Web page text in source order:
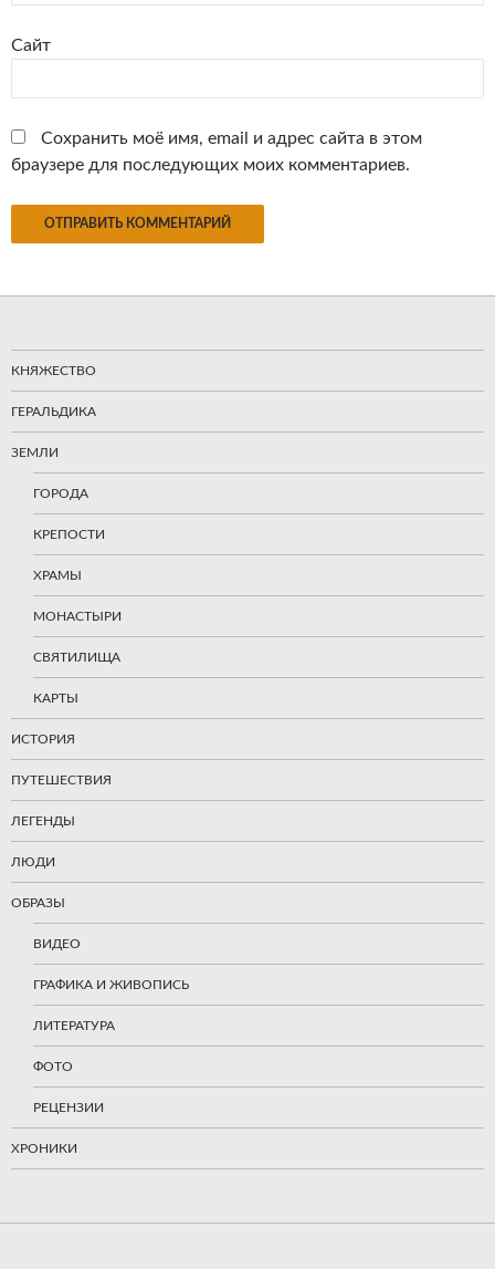
Сайт
Сохранить моё имя, email и адрес сайта в этом
браузере для последующих моих комментариев.
КНЯЖЕСТВО
ГЕРАЛЬДИКА
ЗЕМЛИ
ГОРОДА
КРЕПОСТИ
ХРАМЫ
МОНАСТЫРИ
СВЯТИЛИЩА
КАРТЫ
ИСТОРИЯ
ПУТЕШЕСТВИЯ
ЛЕГЕНДЫ
ЛЮДИ
ОБРАЗЫ
ВИДЕО
ГРАФИКА И ЖИВОПИСЬ
ЛИТЕРАТУРА
ФОТО
РЕЦЕНЗИИ
ХРОНИКИ